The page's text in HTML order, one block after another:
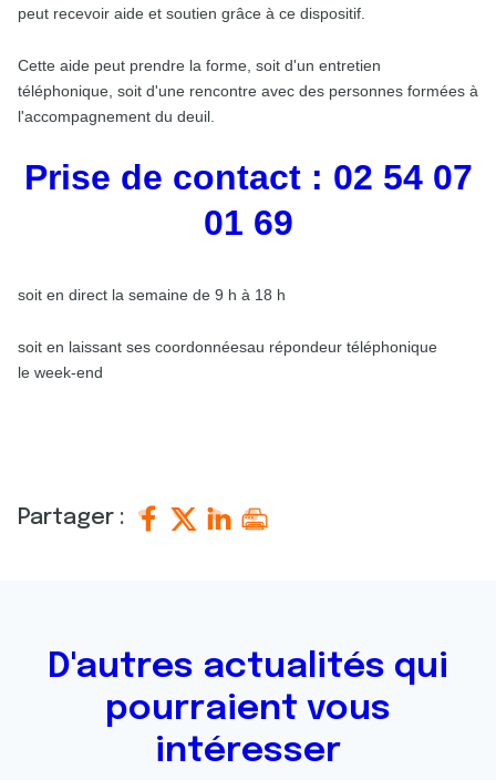
peut recevoir aide et soutien grâce à ce dispositif.
Cette aide peut prendre la forme, soit d'un entretien
téléphonique, soit d'une rencontre avec des personnes formées à
l'accompagnement du deuil.
Prise de contact : 02 54 07
01 69
soit en direct la semaine de 9 h à 18 h
soit en laissant ses coordonnéesau répondeur téléphonique
le week-end
Partager :
D'autres actualités qui
pourraient vous
intéresser